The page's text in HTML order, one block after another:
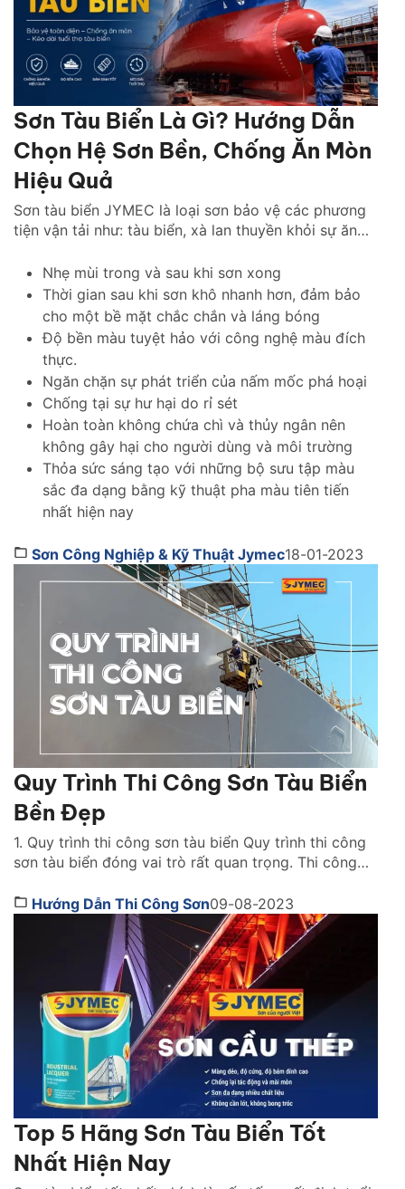
Sơn Tàu Biển Là Gì? Hướng Dẫn
Chọn Hệ Sơn Bền, Chống Ăn Mòn
Hiệu Quả
Sơn tàu biển JYMEC là loại sơn bảo vệ các phương
tiện vận tải như: tàu biển, xà lan thuyền khỏi sự ăn
Nhẹ mùi trong và sau khi sơn xong
Thời gian sau khi sơn khô nhanh hơn, đảm bảo
cho một bề mặt chắc chắn và láng bóng
Độ bền màu tuyệt hảo với công nghệ màu đích
thực.
Ngăn chặn sự phát triển của nấm mốc phá hoại
Chống tại sự hư hại do rỉ sét
Hoàn toàn không chứa chì và thủy ngân nên
không gây hại cho người dùng và môi trường
Thỏa sức sáng tạo với những bộ sưu tập màu
sắc đa dạng bằng kỹ thuật pha màu tiên tiến
nhất hiện nay
Sơn Công Nghiệp & Kỹ Thuật Jymec18-01-2023
Quy Trình Thi Công Sơn Tàu Biển
Bền Đẹp
1. Quy trình thi công sơn tàu biển Quy trình thi công
sơn tàu biển đóng vai trò rất quan trọng. Thi công
sơn trên bề mặt, giúp sơn được bền. Nhờ thế, khi
hoạt động trên biển các loại tàu thuyền được […]
Hướng Dẫn Thi Công Sơn09-08-2023
Top 5 Hãng Sơn Tàu Biển Tốt
Nhất Hiện Nay